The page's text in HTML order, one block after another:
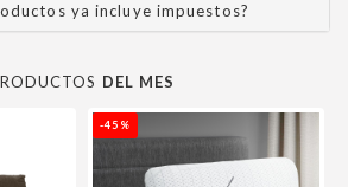
ya incluye impuestos?
DEL MES
-45%